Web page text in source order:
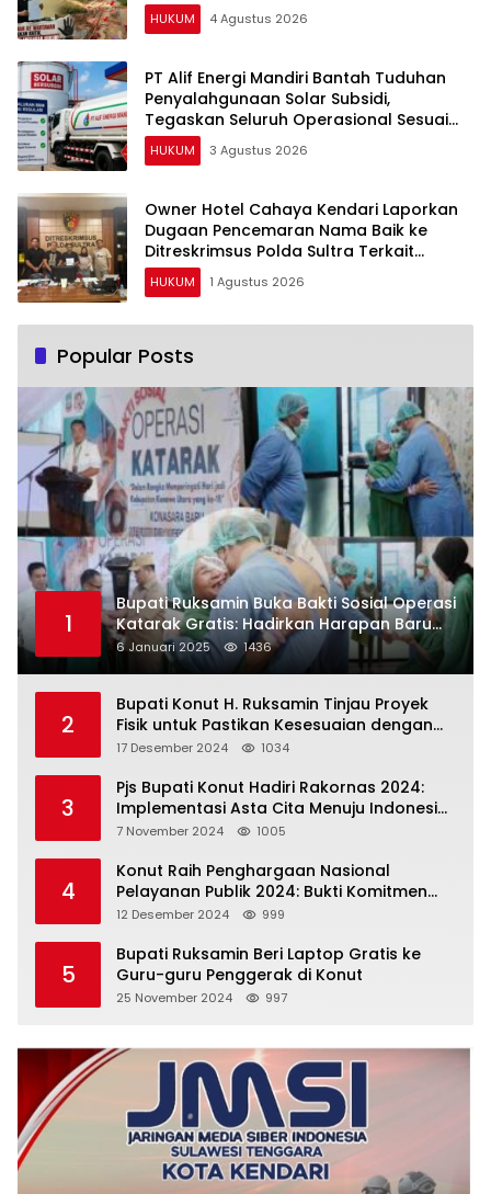
HUKUM 4 Agustus 2026
PT Alif Energi Mandiri Bantah Tuduhan
Penyalahgunaan Solar Subsidi,
Tegaskan Seluruh Operasional Sesuai
Regulasi
HUKUM 3 Agustus 2026
Owner Hotel Cahaya Kendari Laporkan
Dugaan Pencemaran Nama Baik ke
Ditreskrimsus Polda Sultra Terkait
Tuduhan Penganiayaan
HUKUM 1 Agustus 2026
Popular Posts
1
Bupati Ruksamin Buka Bakti Sosial Operasi
Katarak Gratis: Hadirkan Harapan Baru
bagi Masyarakat Konut
6 Januari 2025 1436
2
Bupati Konut H. Ruksamin Tinjau Proyek
Fisik untuk Pastikan Kesesuaian dengan
Perencanaan
17 Desember 2024 1034
3
Pjs Bupati Konut Hadiri Rakornas 2024:
Implementasi Asta Cita Menuju Indonesia
Emas
7 November 2024 1005
4
Konut Raih Penghargaan Nasional
Pelayanan Publik 2024: Bukti Komitmen
Menuju Pelayanan Prima
12 Desember 2024 999
5
Bupati Ruksamin Beri Laptop Gratis ke
Guru-guru Penggerak di Konut
25 November 2024 997